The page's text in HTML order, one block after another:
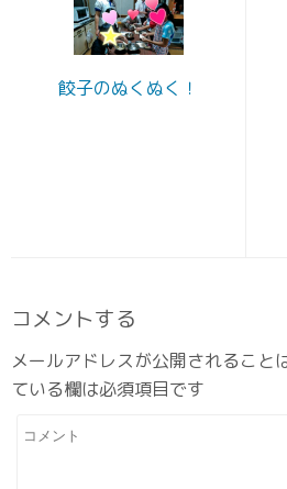
餃子のぬくぬく！
コメントする
メールアドレスが公開されること
ている欄は必須項目です